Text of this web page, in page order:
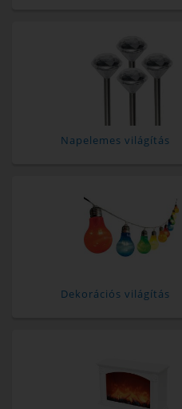
Napelemes világítás
Dekorációs világítás